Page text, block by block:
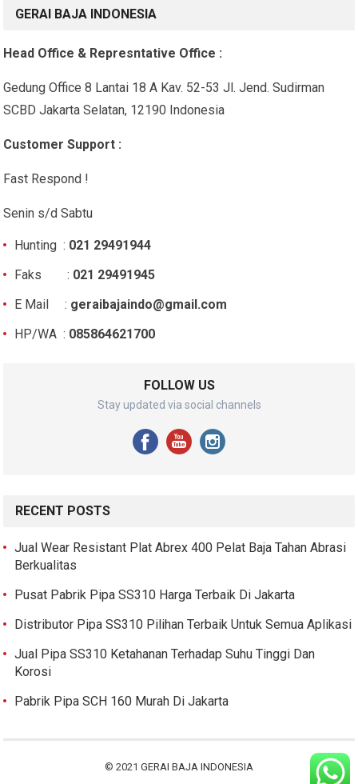
GERAI BAJA INDONESIA
Head Office & Represntative Office :
Gedung Office 8 Lantai 18 A Kav. 52-53 Jl. Jend. Sudirman
SCBD Jakarta Selatan, 12190 Indonesia
Customer Support :
Fast Respond !
Senin s/d Sabtu
Hunting : 021 29491944
Faks : 021 29491945
E Mail : geraibajaindo@gmail.com
HP/WA : 085864621700
FOLLOW US
Stay updated via social channels
RECENT POSTS
Jual Wear Resistant Plat Abrex 400 Pelat Baja Tahan Abrasi
Berkualitas
Pusat Pabrik Pipa SS310 Harga Terbaik Di Jakarta
Distributor Pipa SS310 Pilihan Terbaik Untuk Semua Aplikasi
Jual Pipa SS310 Ketahanan Terhadap Suhu Tinggi Dan
Korosi
Pabrik Pipa SCH 160 Murah Di Jakarta
© 2021 GERAI BAJA INDONESIA